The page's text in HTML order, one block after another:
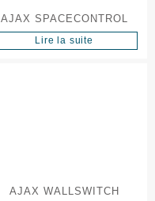
AJAX SPACECONTROL
Lire la suite
AJAX WALLSWITCH